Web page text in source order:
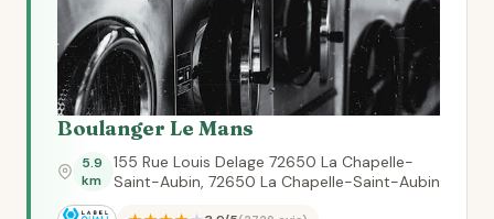
Boulanger Le Mans
5.9
km
155 Rue Louis Delage 72650 La Chapelle-
Saint-Aubin, 72650 La Chapelle-Saint-Aubin